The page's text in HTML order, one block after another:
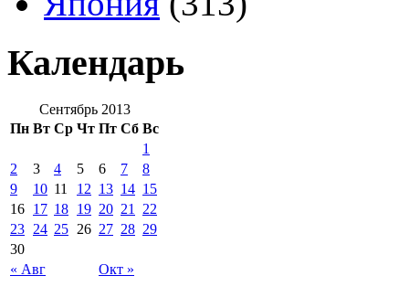
Календарь
Сентябрь 2013
Пн Вт Ср Чт Пт Сб Вс
« Авг Окт »
1
2
3 4 5 6 7
8
9
10 11 12 13 14 15
16 17 18 19 20 21
22
23 24 25 26 27 28 29
30